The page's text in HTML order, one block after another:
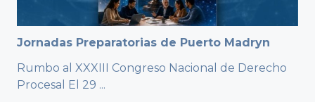
Jornadas Preparatorias de Puerto Madryn
Rumbo al XXXIII Congreso Nacional de Derecho
Procesal El 29 ...